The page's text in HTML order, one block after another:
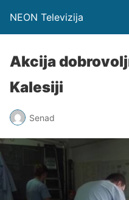
NEON Televizija
Akcija
Kalesiji
Senad